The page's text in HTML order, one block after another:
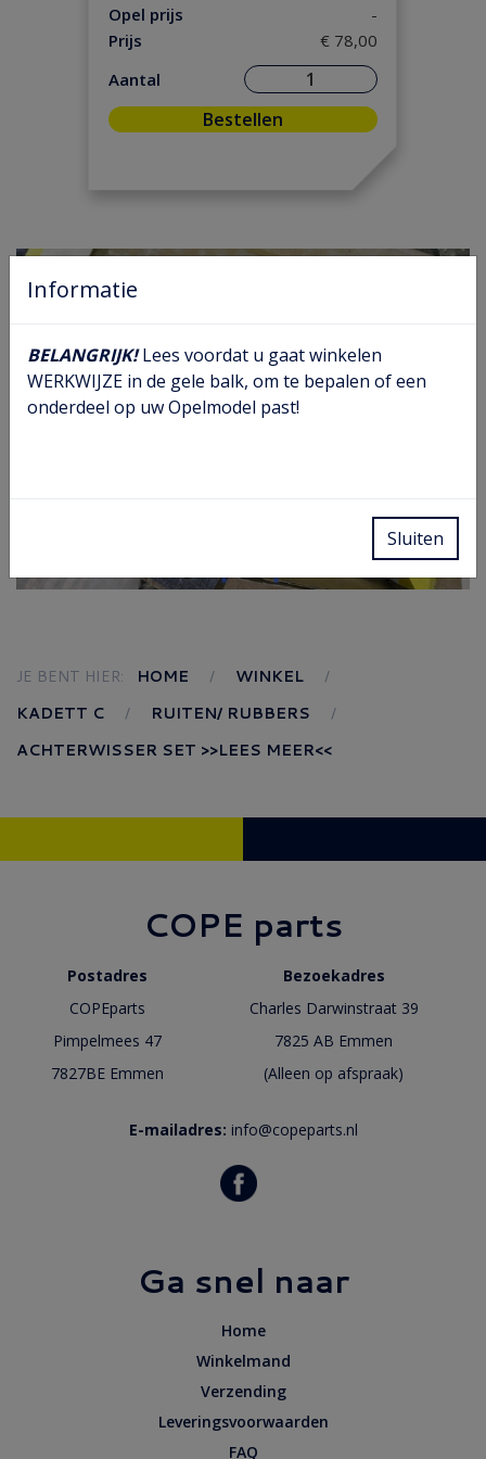
Versnelling/ Aandrijving
Onderhoud (2)
Ontsteking(5)
Remmen/ Wielen(44)
Opel prijs
-
Prijs
€ 78,00
Aantal
Bestellen
JE BENT HIER: HOME
WINKEL
KADETT C
RUITEN/ RUBBERS
ACHTERWISSER SET >>LEES MEER<<
COPE parts
Postadres
Bezoekadres
COPEparts
Charles Darwinstraat 39
Pimpelmees 47
7825 AB Emmen
7827BE Emmen
(Alleen op afspraak)
E-mailadres: info@copeparts.nl
Ga snel naar
Home
Winkelmand
Verzending
Leveringsvoorwaarden
FAQ
Informatie
BELANGRIJK!Lees voordat u gaat winkelen
WERKWIJZE in de gele balk, om te bepalen of een
onderdeel op uw Opelmodel past!
Sluiten